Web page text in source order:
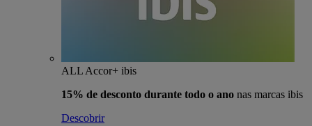
ALL Accor+ ibis
15% de desconto durante todo o ano nas marcas ibis
Descobrir